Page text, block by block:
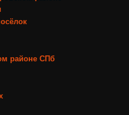
районе СПб